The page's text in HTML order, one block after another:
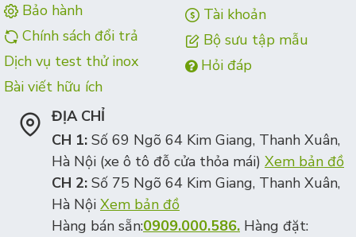
Bảo hành
Chính sách đổi trả
Dịch vụ test thử inox
Bài viết hữu ích
Tài khoản
Bộ sưu tập mẫu
Hỏi đáp
ĐỊA CHỈ
CH 1: Số 69 Ngõ 64 Kim Giang, Thanh Xuân,
Hà Nội (xe ô tô đỗ cửa thỏa mái) Xem bản đồ
CH 2: Số 75 Ngõ 64 Kim Giang, Thanh Xuân,
Hà Nội Xem bản đồ
Hàng bán sẵn:0909.000.586. Hàng đặt: